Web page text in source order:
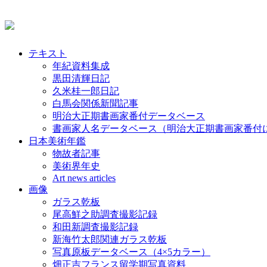
テキスト
年紀資料集成
黒田清輝日記
久米桂一郎日記
白馬会関係新聞記事
明治大正期書画家番付データベース
書画家人名データベース（明治大正期書画家番付
日本美術年鑑
物故者記事
美術界年史
Art news articles
画像
ガラス乾板
尾高鮮之助調査撮影記録
和田新調査撮影記録
新海竹太郎関連ガラス乾板
写真原板データベース（4×5カラー）
畑正吉フランス留学期写真資料